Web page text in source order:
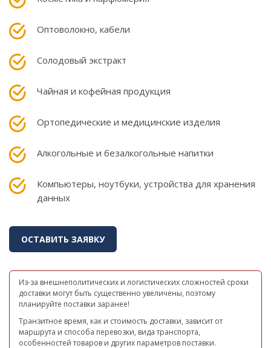
Оптоволокно, кабели
Солодовый экстракт
Чайная и кофейная продукция
Ортопедические и медицинские изделия
Алкогольные и безалкогольные напитки
Компьютеры, ноутбуки, устройства для хранения
данных
ОСТАВИТЬ ЗАЯВКУ
Из-за внешнеполитических и логистических сложностей сроки
доставки могут быть существенно увеличены, поэтому
планируйте поставки заранее!
Транзитное время, как и стоимость доставки, зависит от
маршрута и способа перевозки, вида транспорта,
особенностей товаров и других параметров поставки.